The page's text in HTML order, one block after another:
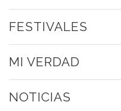
FESTIVALES
MI VERDAD
NOTICIAS